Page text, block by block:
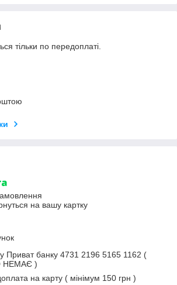
тільки по передоплаті.
на вашу картку
Приват банку 4731 2196 5165 1162 (
НЕМАЄ )
на карту ( мінімум 150 грн )